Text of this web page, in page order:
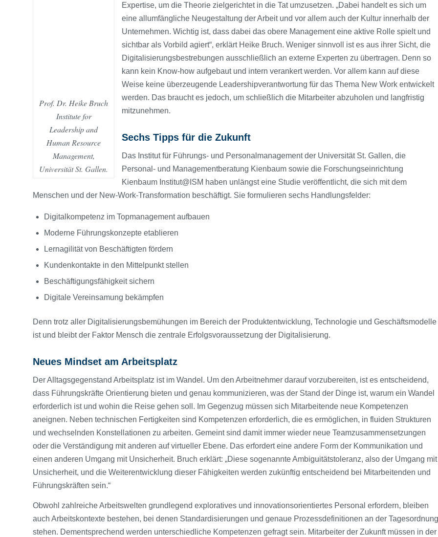
Prof. Dr. Heike Bruch
Institute for
Leadership and
Human Resource
Management,
Universität St. Gallen.
Expertise, um die Theorie zielgerichtet in die Tat umzusetzen. „Dabei handelt es sich um
eine allumfängliche Neugestaltung der Arbeit und vor allem auch der Kultur innerhalb der
Unternehmen. Wichtig ist, dass dabei das obere Management eine aktive Rolle spielt und
sichtbar als Vorbild agiert“, erklärt Heike Bruch. Weniger sinnvoll ist es aus ihrer Sicht, die
Digitalisierungsbestrebungen ausschließlich an externe Experten zu übertragen. Denn so
kann kein Know-how aufgebaut und intern verankert werden. Vor allem kann auf diese
Weise keine überzeugende Leadershipverantwortung für das Thema New Work entwickelt
werden. Das braucht es jedoch, um schließlich die Mitarbeiter abzuholen und langfristig
mitzunehmen.
Sechs Tipps für die Zukunft
Das Institut für Führungs- und Personalmanagement der Universität St. Gallen, die
Personal- und Managementberatung Kienbaum sowie die Forschungseinrichtung
Kienbaum Institut@ISM haben unlängst eine Studie veröffentlicht, die sich mit dem
Menschen und der New-Work-Transformation beschäftigt. Sie formulieren sechs Handlungsfelder:
Digitalkompetenz im Topmanagement aufbauen
Moderne Führungskonzepte etablieren
Lernagilität von Beschäftigten fördern
Kundenkontakte in den Mittelpunkt stellen
Beschäftigungsfähigkeit sichern
Digitale Vereinsamung bekämpfen
Denn trotz aller Digitalisierungsbemühungen im Bereich der Produktentwicklung, Technologie und Geschäftsmodelle
ist und bleibt der Faktor Mensch die zentrale Erfolgsvoraussetzung der Digitalisierung.
Neues Mindset am Arbeitsplatz
Der Alltagsgegenstand Arbeitsplatz ist im Wandel. Um den Arbeitnehmer darauf vorzubereiten, ist es entscheidend,
dass Führungskräfte Orientierung bieten und genau kommunizieren, was der Stand der Dinge ist, warum ein Wandel
erforderlich ist und wohin die Reise gehen soll. Im Gegenzug müssen sich Mitarbeitende neue Kompetenzen
aneignen. Neben technischen Fertigkeiten sind Kompetenzen erforderlich, die es ermöglichen, in fluiden Strukturen
und wechselnden Konstellationen zu arbeiten. Gemeint sind damit immer wieder neue Teamzusammensetzungen
oder die Verständigung mit anderen auf virtueller Ebene. Das erfordert eine andere Form der Kommunikation und
einen anderen Umgang mit Unsicherheit. Bruch erklärt: „Diese sogenannte Ambiguitätstoleranz, also der Umgang mit
Unsicherheit, und die Weiterentwicklung dieser Fähigkeiten werden zukünftig entscheidend bei Mitarbeitenden und
Führungskräften sein.“
Obwohl zahlreiche Arbeitswelten grundlegend exploratives und innovationsorientiertes Personal erfordern, bleiben
auch Arbeitskontexte bestehen, bei denen Standardisierungen und genaue Prozessdefinitionen an der Tagesordnung
stehen. Dementsprechend werden unterschiedliche Kompetenzen gefragt sein. Mitarbeiter der Zukunft müssen in der